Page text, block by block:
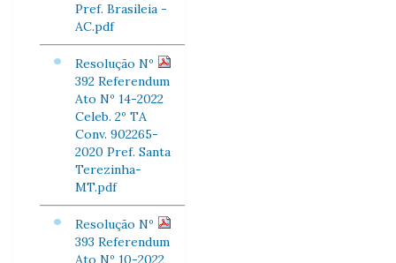
Pref. Brasileia -
AC.pdf
Resolução Nº
392 Referendum
Ato Nº 14-2022
Celeb. 2º TA
Conv. 902265-
2020 Pref. Santa
Terezinha-
MT.pdf
Resolução Nº
393 Referendum
Ato Nº 10-2022